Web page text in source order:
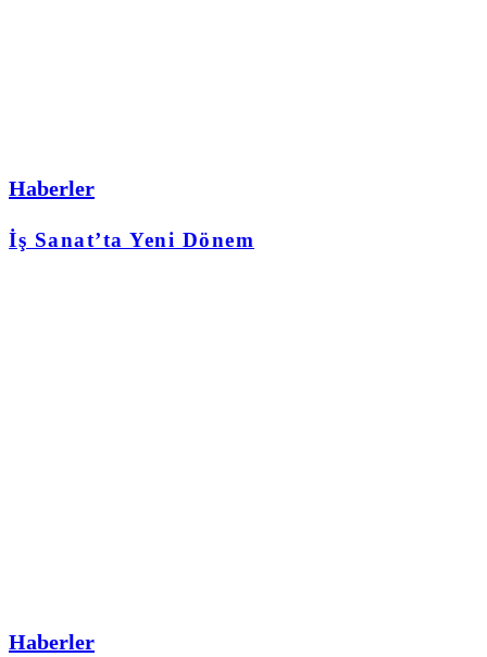
Haberler
İş Sanat’ta Yeni Dönem
Haberler